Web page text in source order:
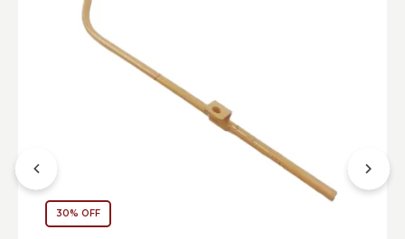
Motor:
Carregadeira de Rodas Caterpillar:
30% OFF